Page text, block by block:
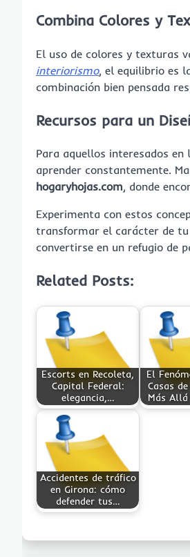
Combina Colores y
El uso de colores y texturas
interiorismo, el equilibrio es
combinación bien pensada
Recursos para un
Para aquellos interesados en
aprender constantemente.
hogaryhojas.com, donde
Experimenta con estos
transformar el carácter de tu
convertirse en un refugio de
Related Posts:
Escorts en Recoleta,
Capital Federal:
elegancia,…
El
Casas
Más
Accidentes de tráfico
en Girona: cómo
defender tus…